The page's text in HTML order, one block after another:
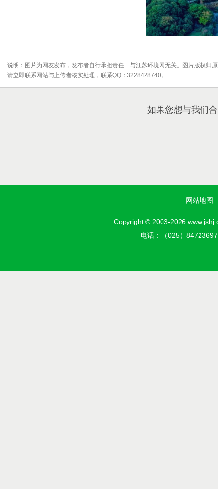
说明：图片为网友发布，发布者自行承担责任，与江苏环境网无关。图片版权归
请立即联系网站与上传者核实处理，联系QQ：3228428740。
如果您想与我们
网站地图
Copyright © 2003-2026
电话：（025）